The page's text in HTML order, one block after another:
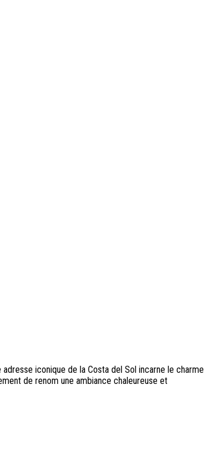
iconique de la Costa del Sol incarne le charme
de renom une ambiance chaleureuse et